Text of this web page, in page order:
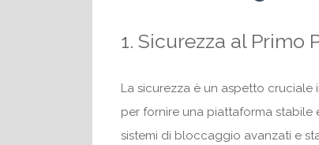
1. Sicurezza al Primo
La sicurezza è un aspetto
per fornire una piattaforma stabile
sistemi di bloccaggio avanzati e